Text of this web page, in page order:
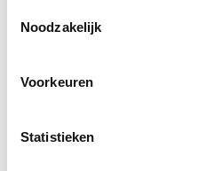
Noodzakelijk
Voorkeuren
Statistieken
overwogen.
van Heilig Hartkerk
nieuwe cultuurhub